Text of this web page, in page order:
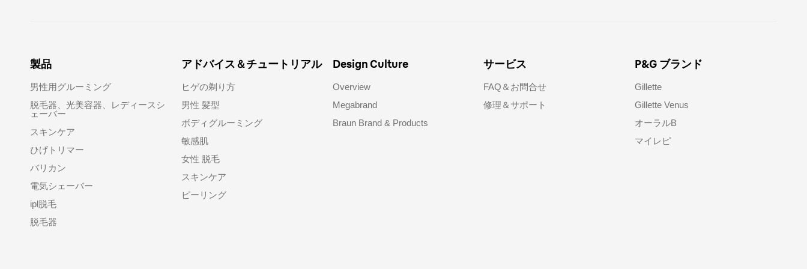
製品
男性用グルーミング
脱毛器、光美容器、レディースシ
ェーバー
スキンケア
ひげトリマー
バリカン
電気シェーバー
ipl脱毛
脱毛器
アドバイス＆チュートリアル
ヒゲの剃り方
男性 髪型
ボディグルーミング
敏感肌
女性 脱毛
スキンケア
ピーリング
Design Culture
Overview
Megabrand
Braun Brand & Products
サービス
FAQ＆お問合せ​
修理＆サポート​
P&G ブランド
Gillette
Gillette Venus
オーラルB
マイレピ